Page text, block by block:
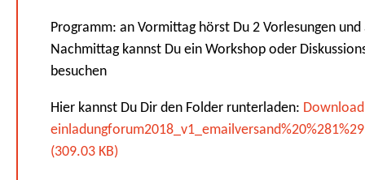
Programm: an Vormittag hörst Du 2 Vorlesungen und
Nachmittag kannst Du ein Workshop oder
besuchen
Hier kannst Du Dir den Folder runterladen:
(309.03 KB)